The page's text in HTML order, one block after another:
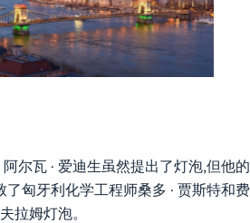
阿尔瓦 · 爱迪生虽然提出了灯泡,但他的
匈牙利化学工程师桑多 · 贾斯特和费
拉姆灯泡。